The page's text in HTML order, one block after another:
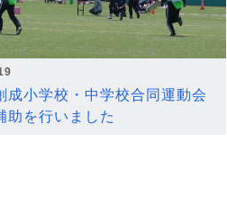
成小学校・中学校合同運動会
助を行いました